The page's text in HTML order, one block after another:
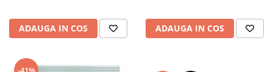
ADAUGA IN COS ADAUGA IN COS